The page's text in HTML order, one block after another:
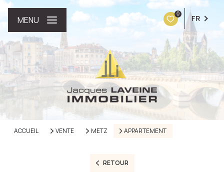
0 FR
MENU
ACCUEIL VENTE METZ APPARTEMENT
RETOUR